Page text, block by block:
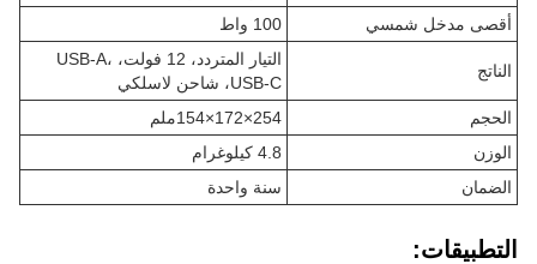
أقصى مدخل شمسي
100 واط
الناتج
التيار المتردد، 12 فولت، USB-A،
USB-C، شاحن لاسلكي
الحجم
254×172×154ملم
الوزن
4.8 كيلوغرام
الضمان
سنة واحدة
التطبيقات: